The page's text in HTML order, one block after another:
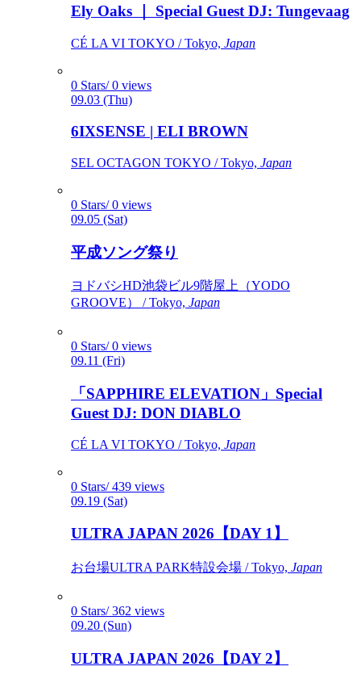
Ely Oaks ｜ Special Guest DJ: Tungevaag
CÉ LA VI TOKYO / Tokyo, Japan
0 Stars/ 0 views
09.03 (Thu)
6IXSENSE | ELI BROWN
SEL OCTAGON TOKYO / Tokyo, Japan
0 Stars/ 0 views
09.05 (Sat)
平成ソング祭り
ヨドバシHD池袋ビル9階屋上（YODO
GROOVE） / Tokyo, Japan
0 Stars/ 0 views
09.11 (Fri)
「SAPPHIRE ELEVATION」Special
Guest DJ: DON DIABLO
CÉ LA VI TOKYO / Tokyo, Japan
0 Stars/ 439 views
09.19 (Sat)
ULTRA JAPAN 2026【DAY 1】
お台場ULTRA PARK特設会場 / Tokyo, Japan
0 Stars/ 362 views
09.20 (Sun)
ULTRA JAPAN 2026【DAY 2】